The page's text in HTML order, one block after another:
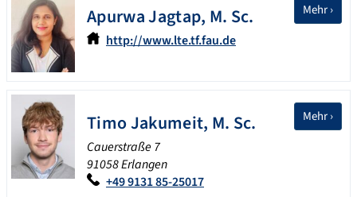
ApurwaJagtap, M. Sc.
http://www.lte.tf.fau.de
Mehr ›
TimoJakumeit, M. Sc.
Cauerstraße 7
91058 Erlangen
+49 9131 85-25017
Mehr ›